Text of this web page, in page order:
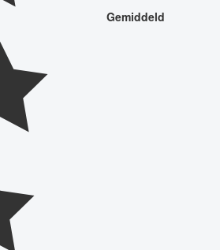
Gemiddeld